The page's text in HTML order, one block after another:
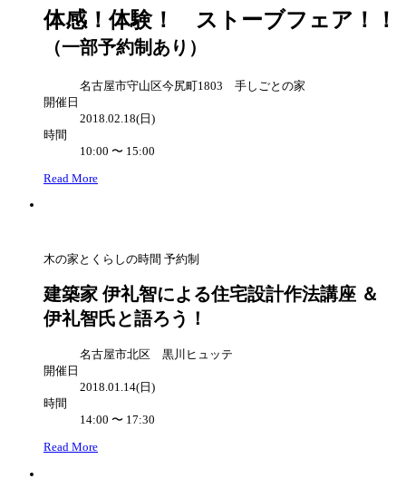
体感！体験！ ストーブフェア！！
（一部予約制あり）
名古屋市守山区今尻町1803 手しごとの家
開催日
2018.02.18(日)
時間
10:00 〜 15:00
Read More
木の家とくらしの時間 予約制
建築家 伊礼智による住宅設計作法講座 ＆
伊礼智氏と語ろう！
名古屋市北区 黒川ヒュッテ
開催日
2018.01.14(日)
時間
14:00 〜 17:30
Read More